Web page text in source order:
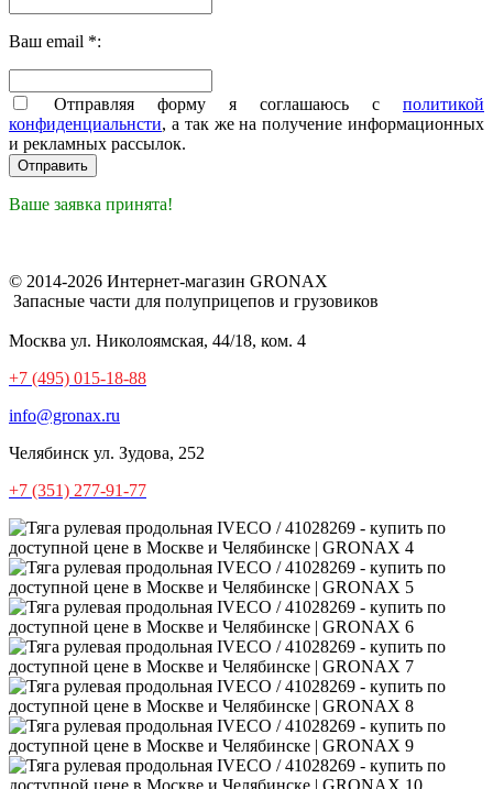
Ваш email *:
Отправляя форму я соглашаюсь с политикой
конфиденциальнсти, а так же на получение информационных
и рекламных рассылок.
Ваше заявка принята!
© 2014-2026 Интернет-магазин GRONAX
Запасные части для полуприцепов и грузовиков
Москва ул. Николоямская, 44/18, ком. 4
+7 (495) 015-18-88
info@gronax.ru
Челябинск ул. Зудова, 252
+7 (351) 277-91-77